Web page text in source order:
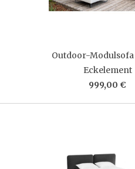
Outdoor-Modulsofa
Eckelement
999,00 €